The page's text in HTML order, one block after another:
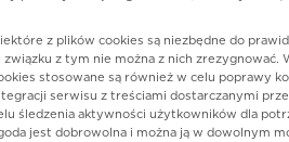
z plików cookies są niezbędne do
związku z tym nie można z nich zrezygnować.
stosowane są również w celu poprawy
serwisu z treściami dostarczanymi
śledzenia aktywności użytkowników dla
jest dobrowolna i można ją w dowolnym